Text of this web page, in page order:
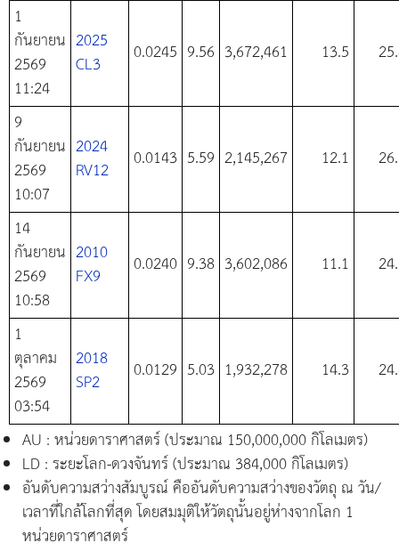
1
กันยายน
2569
11:24
2025
CL3 0.0245 9.56 3,672,461 13.5
9
กันยายน
2569
10:07
2024
RV12 0.0143 5.59 2,145,267 12.1
14
กันยายน
2569
10:58
2010
FX9 0.0240 9.38 3,602,086 11.1
1
ตุลาคม
2569
03:54
2018
SP2 0.0129 5.03 1,932,278 14.3
AU : หน่วยดาราศาสตร์ (ประมาณ 150,000,000 กิโลเมตร)
LD : ระยะโลก-ดวงจันทร์ (ประมาณ 384,000 กิโลเมตร)
อันดับความสว่างสัมบูรณ์ คืออันดับความสว่างของวัตถุ ณ วัน/
เวลาที่ใกล้โลกที่สุด โดยสมมุติให้วัตถุนั้นอยู่ห่างจากโลก 1
หน่วยดาราศาสตร์